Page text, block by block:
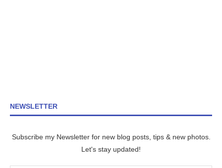
NEWSLETTER
Subscribe my Newsletter for new blog posts, tips & new photos.
Let's stay updated!